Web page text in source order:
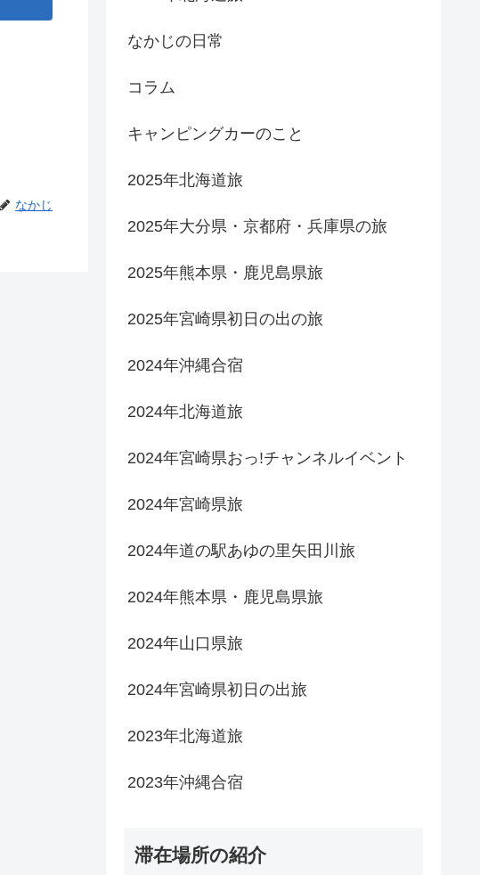
なかじ
なかじの日常
コラム
キャンピングカーのこと
2025年北海道旅
2025年大分県・京都府・兵庫県の旅
2025年熊本県・鹿児島県旅
2025年宮崎県初日の出の旅
2024年沖縄合宿
2024年北海道旅
2024年宮崎県おっ!チャンネルイベント
2024年宮崎県旅
2024年道の駅あゆの里矢田川旅
2024年熊本県・鹿児島県旅
2024年山口県旅
2024年宮崎県初日の出旅
2023年北海道旅
2023年沖縄合宿
滞在場所の紹介